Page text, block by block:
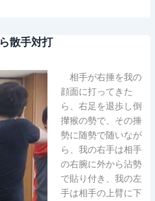
散手対打
相手が右捶を我の
顔面に打ってきた
ら、右足を退歩し倒
攆猴の勢で、その捶
勢に随勢で随いなが
ら、我の右手は相手
の右腕に外から沾勢
で貼り付き、我の左
手は相手の上臂に下